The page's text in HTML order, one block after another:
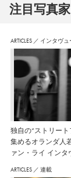
注⽬写真
ARTICLES ／ インタヴュ
独自の“ストリー
集めるオランダ人
ァン・ライ インタ
ARTICLES ／ 連載